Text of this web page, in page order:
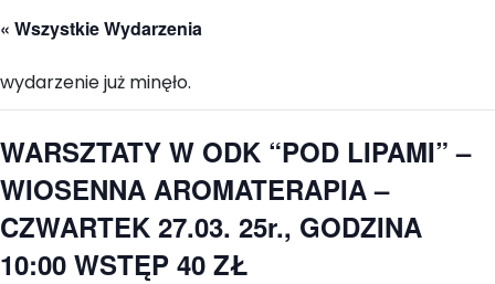
« Wszystkie Wydarzenia
wydarzenie już minęło.
WARSZTATY W ODK “POD LIPAMI” –
WIOSENNA AROMATERAPIA –
CZWARTEK 27.03. 25r., GODZINA
10:00 WSTĘP 40 ZŁ